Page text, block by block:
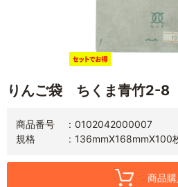
りんご袋 ちくま青竹2-8
商品番号
0102042000007
規格
136mmX168mmX100
商品